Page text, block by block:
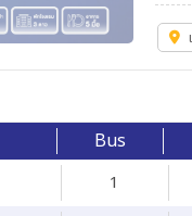
Bus
1